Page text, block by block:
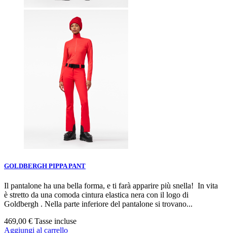
GOLDBERGH PIPPA PANT
Il pantalone ha una bella forma, e ti farà apparire più snella! In vita
è stretto da una comoda cintura elastica nera con il logo di
Goldbergh . Nella parte inferiore del pantalone si trovano...
469,00 € Tasse incluse
Aggiungi al carrello